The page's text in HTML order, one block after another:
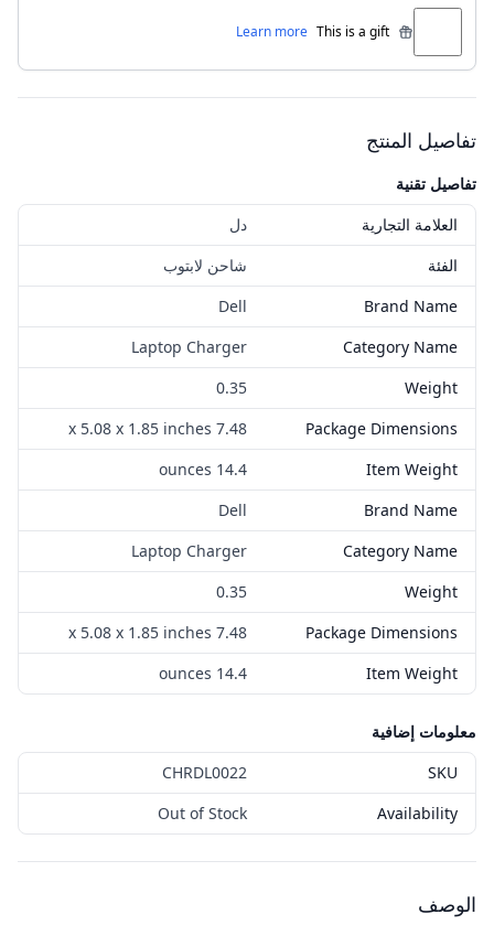
This is a gift
Learn more
تفاصيل المنتج
تفاصيل تقنية
العلامة التجارية
دل
الفئة
شاحن لابتوب
Brand Name
Dell
Category Name
Laptop Charger
Weight
0.35
Package Dimensions
7.48 x 5.08 x 1.85 inches
Item Weight
14.4 ounces
Brand Name
Dell
Category Name
Laptop Charger
Weight
0.35
Package Dimensions
7.48 x 5.08 x 1.85 inches
Item Weight
14.4 ounces
معلومات إضافية
SKU
CHRDL0022
Availability
Out of Stock
الوصف